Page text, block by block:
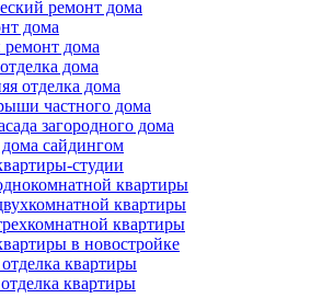
ремонт дома
дома
дома
дома
отделка дома
частного дома
загородного дома
сайдингом
студии
квартиры
квартиры
квартиры
в новостройке
квартиры
квартиры